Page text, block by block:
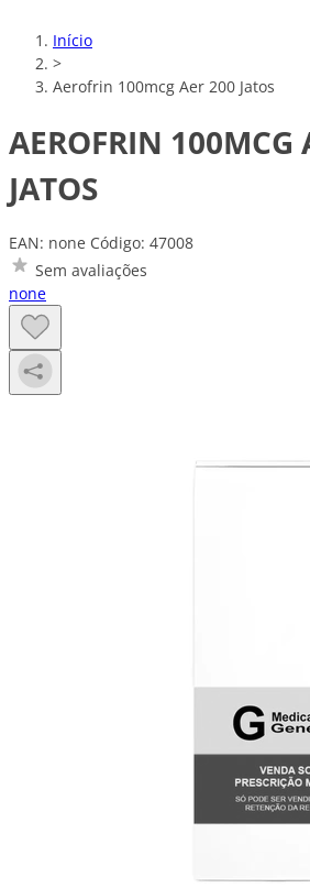
Início
>
Aerofrin 100mcg Aer 200 Jatos
AEROFRIN 100MCG
JATOS
EAN: none Código: 47008
Sem avaliações
none